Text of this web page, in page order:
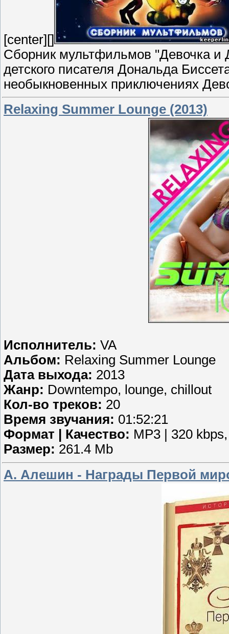
[center][]
Сборник мультфильмов "Девочка и
детского писателя Дональда
необыкновенных приключениях
Relaxing Summer Lounge (2013)
Исполнитель: VA
Альбом: Relaxing Summer Lounge
Дата выхода: 2013
Жанр: Downtempo, lounge, chillout
Кол-во треков: 20
Время звучания: 01:52:21
Формат | Качество: MP3 | 320
Размер: 261.4 Mb
А. Алешин - Награды Первой